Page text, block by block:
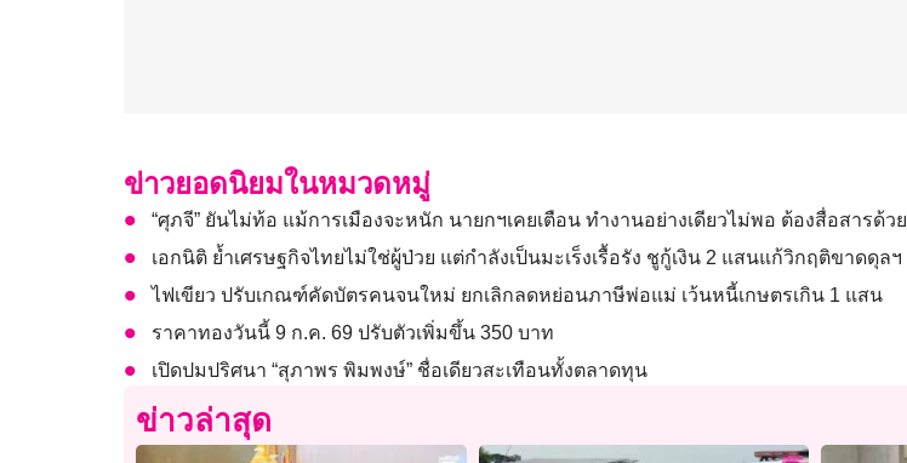
ข่าวยอดนิยมในหมวดหมู่
“ศุภจี” ยันไม่ท้อ แม้การเมืองจะหนัก นายกฯเคยเตือน ทำงานอย่างเดียวไม่พอ ต้องสื่อสารด้วย
เอกนิติ ย้ำเศรษฐกิจไทยไม่ใช่ผู้ป่วย แต่กำลังเป็นมะเร็งเรื้อรัง ชูกู้เงิน 2 แสนแก้วิกฤติขาดดุลฯ
ไฟเขียว ปรับเกณฑ์คัดบัตรคนจนใหม่ ยกเลิกลดหย่อนภาษีพ่อแม่ เว้นหนี้เกษตรเกิน 1 แสน
ราคาทองวันนี้ 9 ก.ค. 69 ปรับตัวเพิ่มขึ้น 350 บาท
เปิดปมปริศนา “สุภาพร พิมพงษ์” ชื่อเดียวสะเทือนทั้งตลาดทุน
ข่าวล่าสุด